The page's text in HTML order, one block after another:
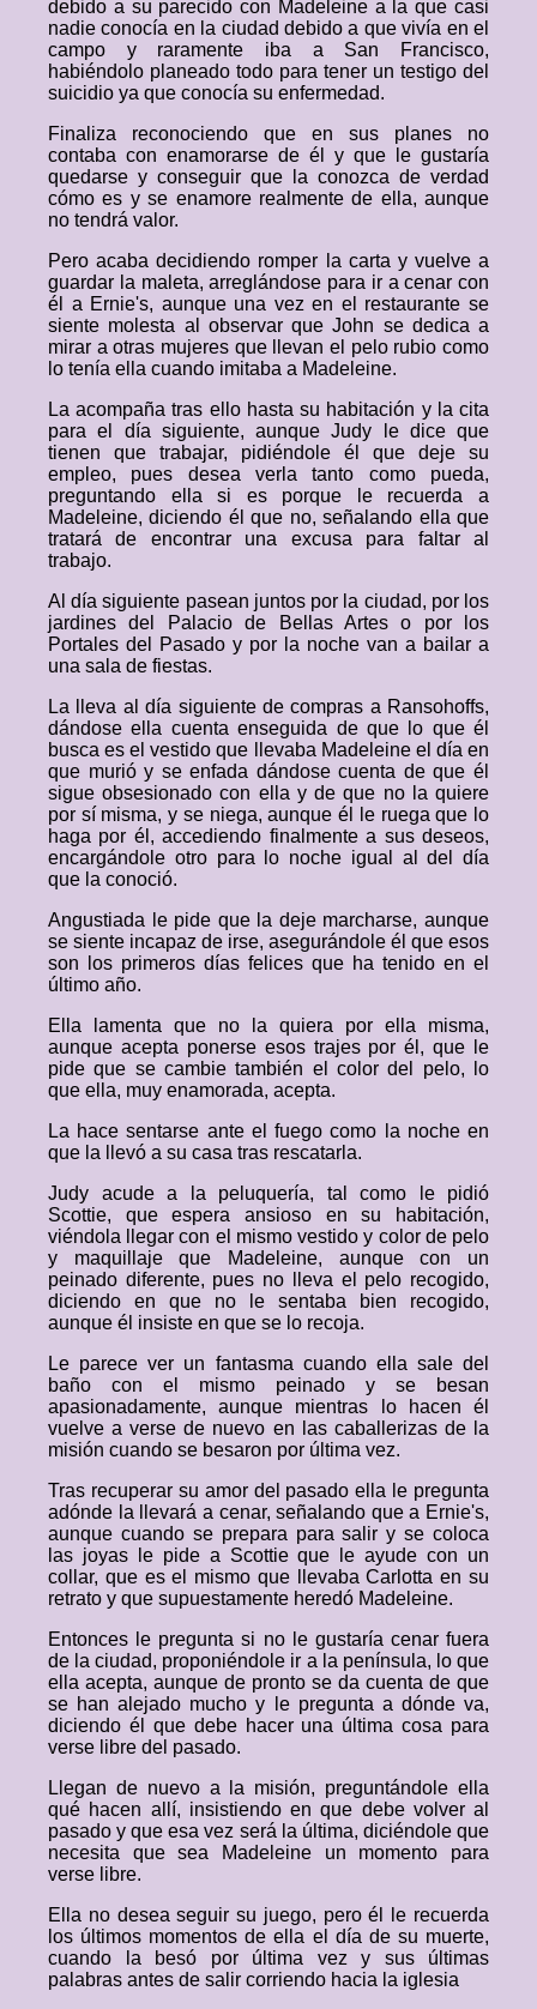
debido a su parecido con Madeleine a la que casi
nadie conocía en la ciudad debido a que vivía en el
campo y raramente iba a San Francisco,
habiéndolo planeado todo para tener un testigo del
suicidio ya que conocía su enfermedad.
Finaliza reconociendo que en sus planes no
contaba con enamorarse de él y que le gustaría
quedarse y conseguir que la conozca de verdad
cómo es y se enamore realmente de ella, aunque
no tendrá valor.
Pero acaba decidiendo romper la carta y vuelve a
guardar la maleta, arreglándose para ir a cenar con
él a Ernie's, aunque una vez en el restaurante se
siente molesta al observar que John se dedica a
mirar a otras mujeres que llevan el pelo rubio como
lo tenía ella cuando imitaba a Madeleine.
La acompaña tras ello hasta su habitación y la cita
para el día siguiente, aunque Judy le dice que
tienen que trabajar, pidiéndole él que deje su
empleo, pues desea verla tanto como pueda,
preguntando ella si es porque le recuerda a
Madeleine, diciendo él que no, señalando ella que
tratará de encontrar una excusa para faltar al
trabajo.
Al día siguiente pasean juntos por la ciudad, por los
jardines del Palacio de Bellas Artes o por los
Portales del Pasado y por la noche van a bailar a
una sala de fiestas.
La lleva al día siguiente de compras a Ransohoffs,
dándose ella cuenta enseguida de que lo que él
busca es el vestido que llevaba Madeleine el día en
que murió y se enfada dándose cuenta de que él
sigue obsesionado con ella y de que no la quiere
por sí misma, y se niega, aunque él le ruega que lo
haga por él, accediendo finalmente a sus deseos,
encargándole otro para lo noche igual al del día
que la conoció.
Angustiada le pide que la deje marcharse, aunque
se siente incapaz de irse, asegurándole él que esos
son los primeros días felices que ha tenido en el
último año.
Ella lamenta que no la quiera por ella misma,
aunque acepta ponerse esos trajes por él, que le
pide que se cambie también el color del pelo, lo
que ella, muy enamorada, acepta.
La hace sentarse ante el fuego como la noche en
que la llevó a su casa tras rescatarla.
Judy acude a la peluquería, tal como le pidió
Scottie, que espera ansioso en su habitación,
viéndola llegar con el mismo vestido y color de pelo
y maquillaje que Madeleine, aunque con un
peinado diferente, pues no lleva el pelo recogido,
diciendo en que no le sentaba bien recogido,
aunque él insiste en que se lo recoja.
Le parece ver un fantasma cuando ella sale del
baño con el mismo peinado y se besan
apasionadamente, aunque mientras lo hacen él
vuelve a verse de nuevo en las caballerizas de la
misión cuando se besaron por última vez.
Tras recuperar su amor del pasado ella le pregunta
adónde la llevará a cenar, señalando que a Ernie's,
aunque cuando se prepara para salir y se coloca
las joyas le pide a Scottie que le ayude con un
collar, que es el mismo que llevaba Carlotta en su
retrato y que supuestamente heredó Madeleine.
Entonces le pregunta si no le gustaría cenar fuera
de la ciudad, proponiéndole ir a la península, lo que
ella acepta, aunque de pronto se da cuenta de que
se han alejado mucho y le pregunta a dónde va,
diciendo él que debe hacer una última cosa para
verse libre del pasado.
Llegan de nuevo a la misión, preguntándole ella
qué hacen allí, insistiendo en que debe volver al
pasado y que esa vez será la última, diciéndole que
necesita que sea Madeleine un momento para
verse libre.
Ella no desea seguir su juego, pero él le recuerda
los últimos momentos de ella el día de su muerte,
cuando la besó por última vez y sus últimas
palabras antes de salir corriendo hacia la iglesia